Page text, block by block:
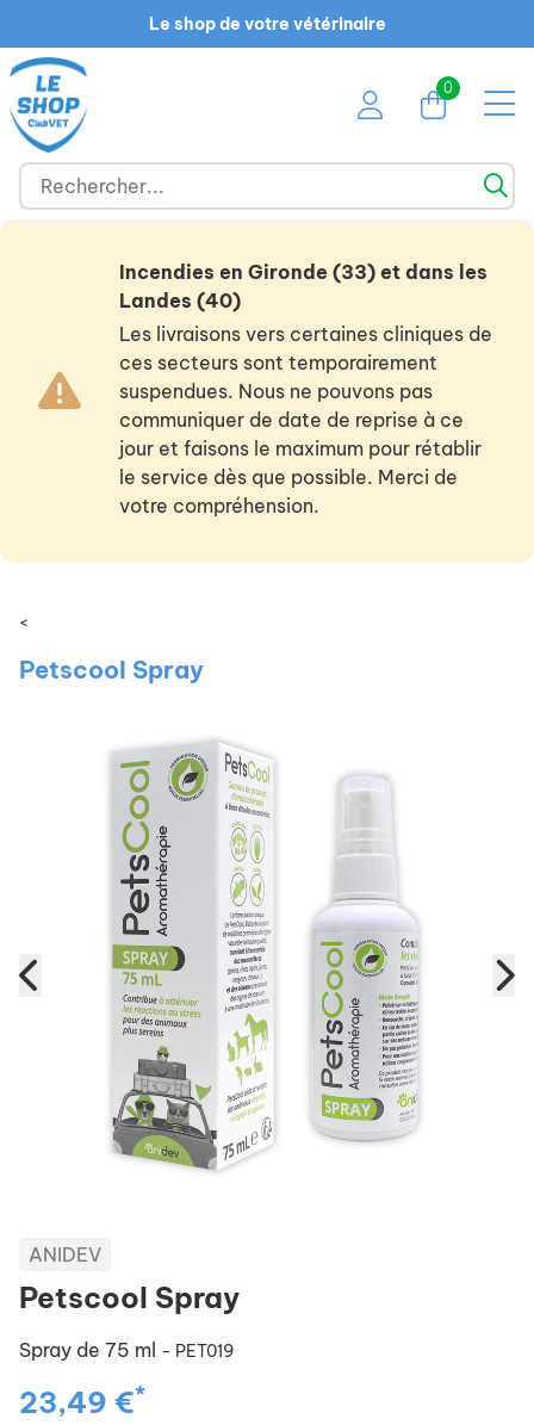
Le shop de votre vétérinaire
0
Incendies en Gironde (33) et dans les
Landes (40)
Les livraisons vers certaines cliniques de
ces secteurs sont temporairement
suspendues. Nous ne pouvons pas
communiquer de date de reprise à ce
jour et faisons le maximum pour rétablir
le service dès que possible. Merci de
votre compréhension.
<
Petscool Spray
ANIDEV
Petscool Spray
Spray de 75 ml - PET019
23,49 €*